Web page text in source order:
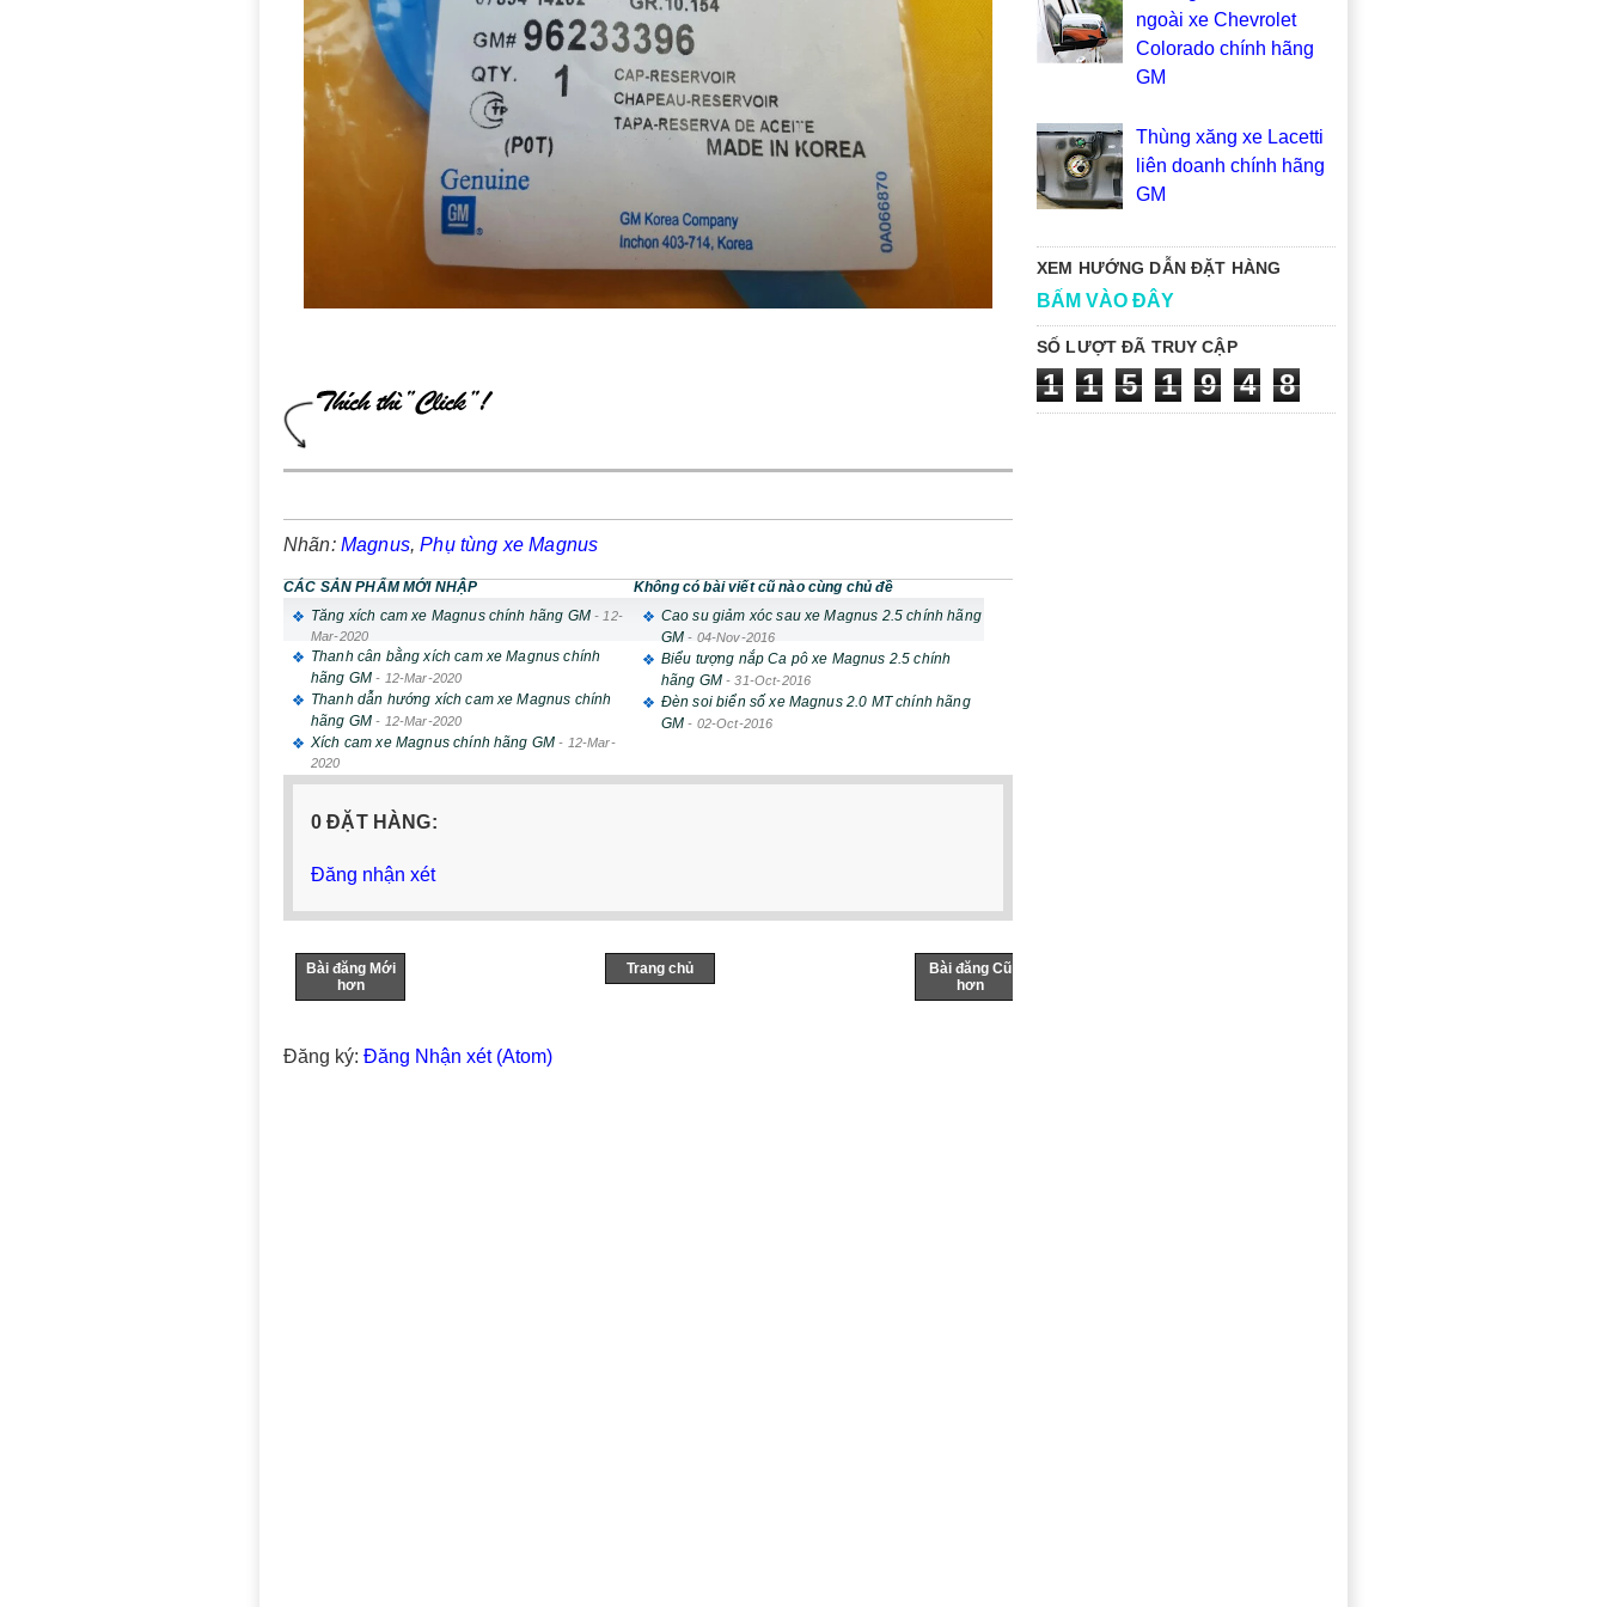
Nhãn: Magnus,Phụ tùng xe Magnus
CÁC SẢN PHẨM MỚI NHẬP
Tăng xích cam xe Magnus chính hãng GM- 12-
Mar-2020
Thanh cân bằng xích cam xe Magnus chính
hãng GM - 12-Mar-2020
Thanh dẫn hướng xích cam xe Magnus chính
hãng GM - 12-Mar-2020
Xích cam xe Magnus chính hãng GM - 12-Mar-
2020
Không có bài viết cũ nào cùng chủ đề
Cao su giảm xóc sau xe Magnus 2.5 chính hãng
GM - 04-Nov-2016
Biểu tượng nắp Ca pô xe Magnus 2.5 chính
hãng GM-31-Oct-2016
Đèn soi biển số xe Magnus 2.0 MT chính hãng
GM - 02-Oct-2016
0 ĐẶT HÀNG:
Đăng nhận xét
Bài đăng Mới
hơn
Bài đăng Cũ
hơn
Trang chủ
Đăng ký: Đăng Nhận xét (Atom)
ngoài xe Chevrolet
Colorado chính hãng
GM
Thùng xăng xe Lacetti
liên doanh chính hãng
GM
XEM HƯỚNG DẪN ĐẶT HÀNG
BẤM VÀO ĐÂY
SỐ LƯỢT ĐÃ TRUY CẬP
1 1 5 1 9 4 8